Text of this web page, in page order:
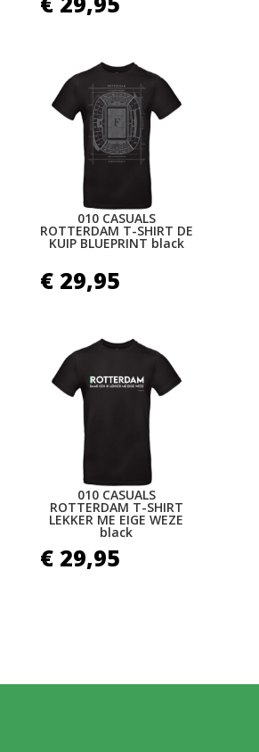
010 CASUALS
ROTTERDAM T-SHIRT DE
KUIP BLUEPRINT black
€29,95
010 CASUALS
ROTTERDAM T-SHIRT
LEKKER ME EIGE WEZE
black
€29,95